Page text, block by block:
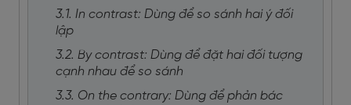
3.1. In contrast: Dùng để so sánh hai ý đối
lập
3.2. By contrast: Dùng để đặt hai đối tượng
cạnh nhau để so sánh
3.3. On the contrary: Dùng để phản bác